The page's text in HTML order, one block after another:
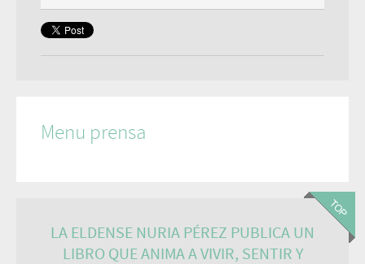
Menu prensa
LA ELDENSE NURIA PÉREZ PUBLICA UN
LIBRO QUE ANIMA A VIVIR, SENTIR Y